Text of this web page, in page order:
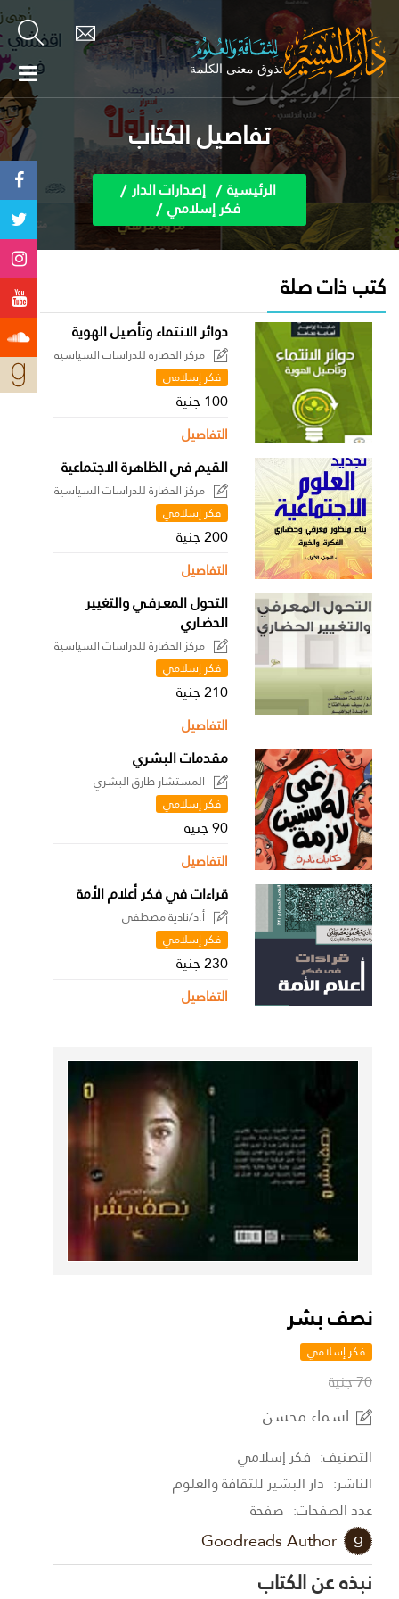
تفاصيل الكتاب
الرئيسية إصدارات الدار
فكر إسلامي
كتب ذات صلة
دوائر الانتماء وتأصيل الهوية
مركز الحضارة للدراسات السياسية
فكر إسلامي
100 جنية
التفاصيل
القيم في الظاهرة الاجتماعية
مركز الحضارة للدراسات السياسية
فكر إسلامي
200 جنية
التفاصيل
التحول المعـرفـي والتغيير
الحضـاري
مركز الحضارة للدراسات السياسية
فكر إسلامي
210 جنية
التفاصيل
مقدمات البشري
المستشار طارق البشري
فكر إسلامي
90 جنية
التفاصيل
قراءات في فكر أعلام الأمة
أ.د/نادية مصطفى
فكر إسلامي
230 جنية
التفاصيل
نصف بشر
فكر إسلامي
70 جنية
اسماء محسن
التصنيف: فكر إسلامي
الناشر: دار البشير للثقافة والعلوم
عدد الصفحات: صفحة
Goodreads Author
نبذه عن الكتاب